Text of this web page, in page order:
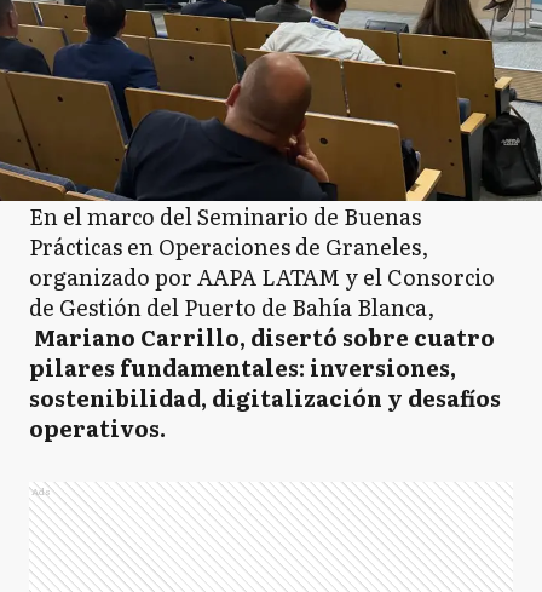
En el marco del Seminario de Buenas
Prácticas en Operaciones de Graneles,
organizado por AAPA LATAM y el Consorcio
de Gestión del Puerto de Bahía Blanca,
Mariano Carrillo, disertó sobre cuatro
pilares fundamentales: inversiones,
sostenibilidad, digitalización y desafíos
operativos.
Ads